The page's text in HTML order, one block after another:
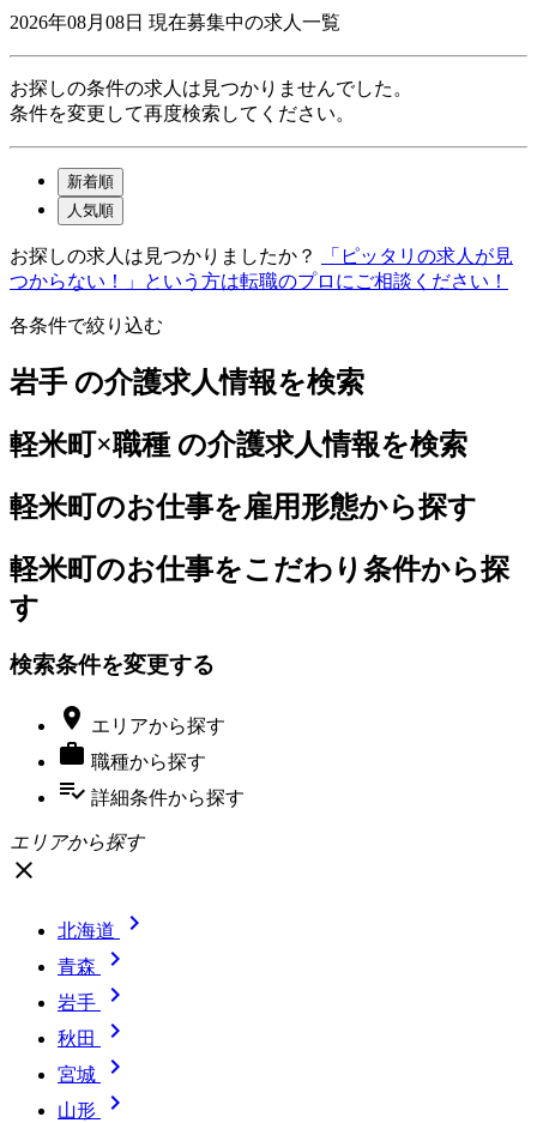
2026年08月08日 現在募集中の求人一覧
お探しの条件の求人は見つかりませんでした。
条件を変更して再度検索してください。
新着順
人気順
お探しの求人は見つかりましたか？
「ピッタリの求人が見
つからない！」という方は転職のプロにご相談ください！
各条件で絞り込む
岩手 の介護求人情報を検索
軽米町×職種 の介護求人情報を検索
軽米町のお仕事を雇用形態から探す
軽米町のお仕事をこだわり条件から探
す
検索条件を変更する
 エリアから探す
 職種から探す
playlist_add_check 詳細条件から探す
エリアから探す
close
北海道 
青森 
岩手 
秋田 
宮城 
山形 